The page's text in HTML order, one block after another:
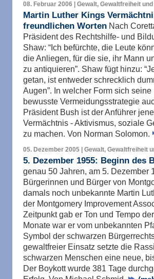
08. Februar 2006 | Gewalt, Gewaltfreiheit
Martin Luther Kings
freundlichen Worten Nach
Präsident des Rechtshilfe- und
Shaw: “Ich befürchte, die Leute
die Anliegen, für die sie, ihr Mann
zu antiquieren”. Shaw fügt hinzu:
getan, ist entweder schrecklich
Augen”. In welcher Form sich
bewusste Vermeidungsstrategie
Präsident Bush ist der Anführer
Vermächtnis - Aktivismus, soziale
zu machen. Von Norman Solomon.
05. Dezember 2005 | Gewalt, Gewaltfreiheit
5. Dezember 1955: Beginn des
genau 50 Jahren, am 5. Dezember
Bürgerinnen und Bürger von
damals noch unbekannte Martin
der Montgomery Improvement
Zeitpunkt gab er Ton und Tempo
Monate war er vom unbekannten
Symbol der schwarzen
gewaltfreier Einsatz setzte die
schwarzen Menschen eine neue,
Der Boykott wurde 381 Tage